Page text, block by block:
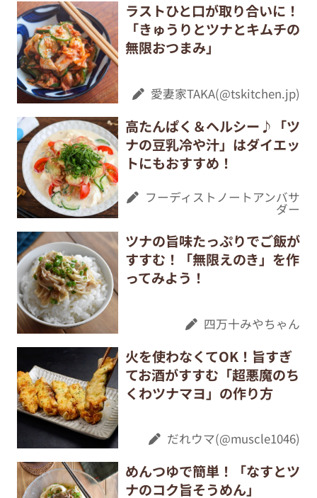
ラストひと口が取り合いに！
「きゅうりとツナとキムチの
無限おつまみ」
愛妻家TAKA(@tskitchen.jp)
高たんぱく＆ヘルシー♪「ツ
ナの豆乳冷や汁」はダイエッ
トにもおすすめ！
フーディストノートアンバサ
ダー
ツナの旨味たっぷりでご飯が
すすむ！「無限えのき」を作
ってみよう！
四万十みやちゃん
火を使わなくてOK！旨すぎ
てお酒がすすむ「超悪魔のち
くわツナマヨ」の作り方
だれウマ(@muscle1046)
めんつゆで簡単！「なすとツ
ナのコク旨そうめん」